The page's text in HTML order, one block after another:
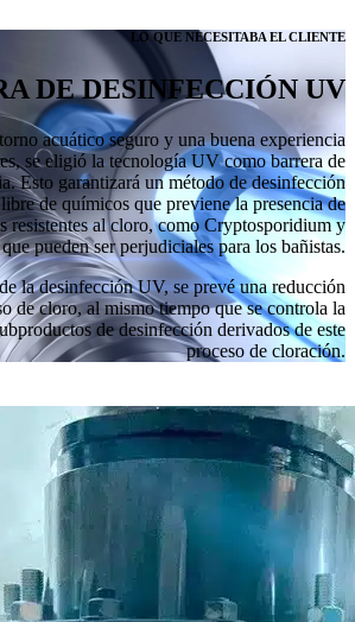
LO QUE NECESITABA EL CLIENTE
DE DESINFECCIÓN UV
acuático seguro y una buena experiencia
se eligió la tecnología UV como barrera de
Esto garantizará un método de desinfección
de químicos que previene la presencia de
resistentes al cloro, como Cryptosporidium y
pueden ser perjudiciales para los bañistas.
la desinfección UV, se prevé una reducción
de cloro, al mismo tiempo que se controla la
de desinfección derivados de este
proceso de cloración.